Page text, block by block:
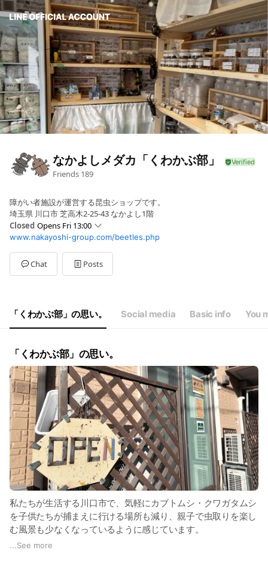
なかよしメダカ「くわかぶ部」
Friends 189
障がい者施設が運営する昆虫ショップです。
埼玉県 川口市 芝高木2-25-43 なかよし1階
Closed Opens Fri 13:00
Sun00:00 - 00:00
Mon13:00 - 20:00
Tue13:00 - 20:00
Wed13:00 - 20:00
Sat 00:00 - 00:00
平日休みの場合もあるため、ご来店前にお問い合わせください。
www.nakayoshi-group.com/beetles.php
Chat Posts
「くわかぶ部」の思い。 Social media Basic info You
「くわかぶ部」の思い。
私たちが生活する川口市で、気軽にカブトムシ・クワガタムシ
を子供たちが捕まえに行ける場所も減り、親子で虫取りを楽し
む風景も少なくなっているように感じています。
カブトムシ・クワガタムシの飼育は子どもだけでなく、大人も
...See more